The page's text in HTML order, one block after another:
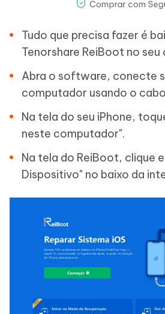
Tudo que precisa fazer é
Tenorshare ReiBoot no
Abra o software, conecte
computador usando o cabo
Na tela do seu iPhone,
neste computador".
Na tela do ReiBoot, clique
Dispositivo" no baixo da